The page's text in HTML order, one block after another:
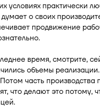
условиях практически
думает о своих
продвижение
время, смотрите,
объемы
часть
что делают это потому,